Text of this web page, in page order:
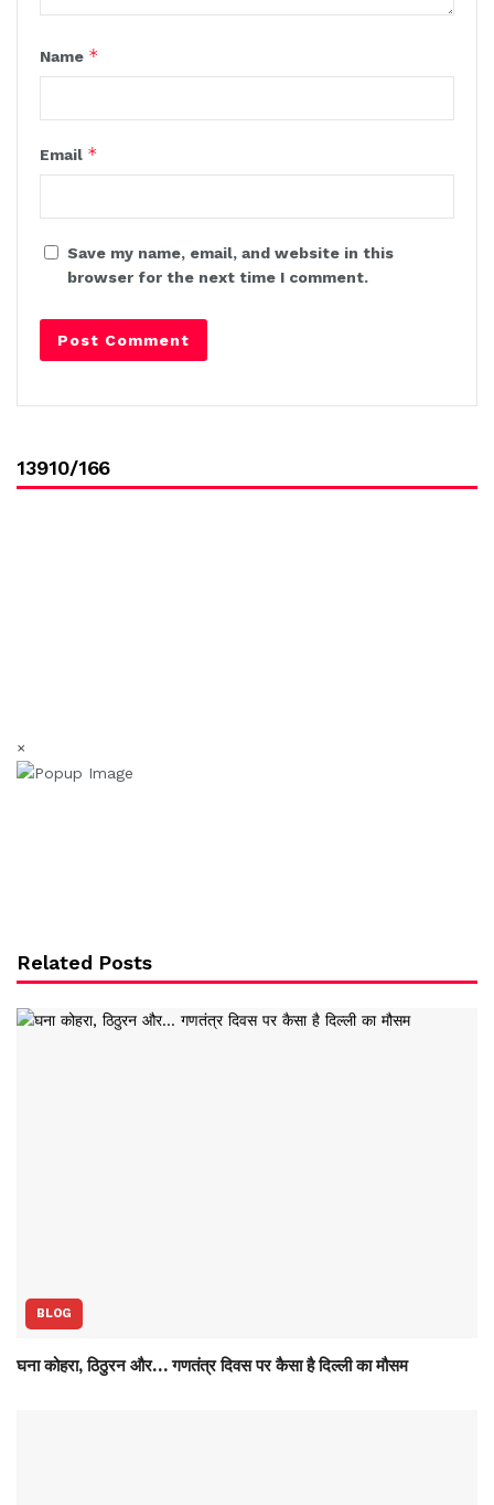
Name *
Email *
Save my name, email, and website in this
browser for the next time I comment.
13910/166
×
Related Posts
BLOG
घना कोहरा, ठिठुरन और… गणतंत्र दिवस पर कैसा है दिल्ली का मौसम